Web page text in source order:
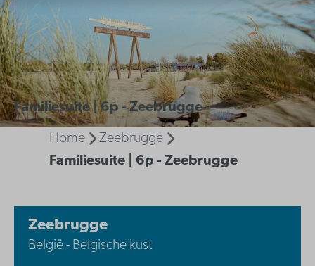
Familiesuite | 6p - Zeebrugge
Home
Zeebrugge
Familiesuite | 6p - Zeebrugge
Zeebrugge
België - Belgische kust